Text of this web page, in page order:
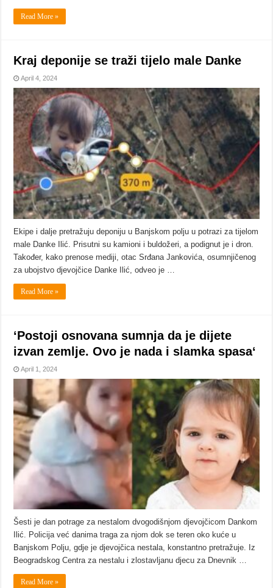
Read More »
Kraj deponije se traži tijelo male Danke
April 4, 2024
Ekipe i dalje pretražuju deponiju u Banjskom polju u potrazi za tijelom
male Danke Ilić. Prisutni su kamioni i buldožeri, a podignut je i dron.
Također, kako prenose mediji, otac Srđana Jankovića, osumnjičenog
za ubojstvo djevojčice Danke Ilić, odveo je …
Read More »
‘Postoji osnovana sumnja da je dijete
izvan zemlje. Ovo je nada i slamka spasa‘
April 1, 2024
Šesti je dan potrage za nestalom dvogodišnjom djevojčicom Dankom
Ilić. Policija već danima traga za njom dok se teren oko kuće u
Banjskom Polju, gdje je djevojčica nestala, konstantno pretražuje. Iz
Beogradskog Centra za nestalu i zlostavljanu djecu za Dnevnik …
Read More »